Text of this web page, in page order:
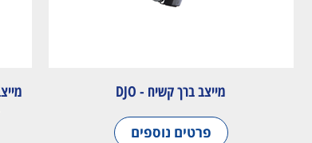
מייצב ברך קשיח - DJO
פרטים נוספים